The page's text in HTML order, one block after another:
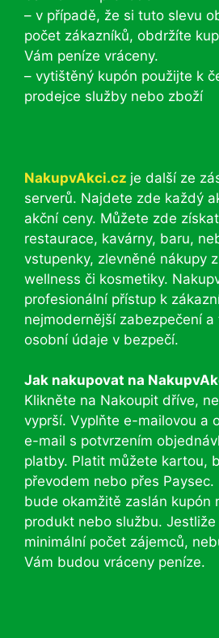
– v případě, že si tuto slevu
počet zákazníků, obdržíte
Vám peníze vráceny.
– vytištěný kupón použijte k
prodejce služby nebo zboží
NakupvAkci.cz je další ze
serverů. Najdete zde každý
akční ceny. Můžete zde
restaurace, kavárny, baru,
vstupenky, zlevněné nákupy
wellness či kosmetiky.
profesionální přístup k
nejmodernější zabezpečení a
osobní údaje v bezpečí.
Jak nakupovat na
Klikněte na Nakoupit dříve,
vyprší. Vyplňte e-mailovou a
e-mail s potvrzením
platby. Platit můžete kartou,
převodem nebo přes Paysec.
bude okamžitě zaslán kupón
produkt nebo službu.
minimální počet zájemců,
Vám budou vráceny peníze.